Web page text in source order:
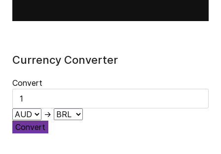
Currency Converter
Convert
→
Convert